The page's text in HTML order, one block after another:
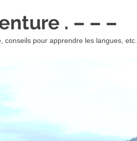
. – – –
conseils pour apprendre les langues, etc.